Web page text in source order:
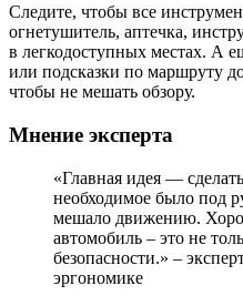
Следите, чтобы все
огнетушитель, аптечка,
в легкодоступных местах. А
или подсказки по маршруту
чтобы не мешать обзору.
Мнение эксперта
«Главная идея —
необходимое было под
мешало движению.
автомобиль – это не
безопасности.» –
эргономике